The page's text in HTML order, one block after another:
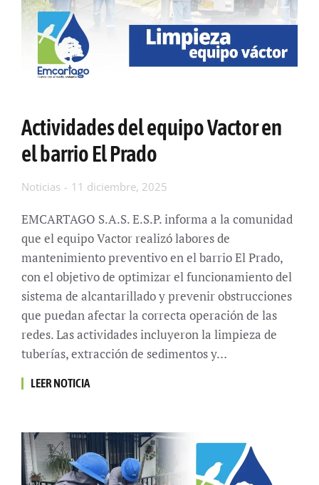
Actividades del equipo Vactor en
el barrio El Prado
Noticias 11 diciembre, 2025
EMCARTAGO S.A.S. E.S.P. informa a la comunidad
que el equipo Vactor realizó labores de
mantenimiento preventivo en el barrio El Prado,
con el objetivo de optimizar el funcionamiento del
sistema de alcantarillado y prevenir obstrucciones
que puedan afectar la correcta operación de las
redes. Las actividades incluyeron la limpieza de
tuberías, extracción de sedimentos y…
LEER NOTICIA